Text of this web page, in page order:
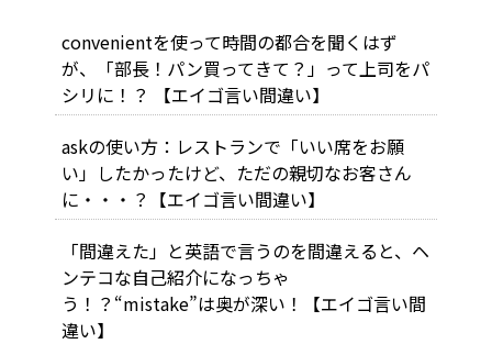
convenientを使って時間の都合を聞くはず
が、「部長！パン買ってきて？」って上司をパ
シリに！？ 【エイゴ言い間違い】
askの使い方：レストランで「いい席をお願
い」したかったけど、ただの親切なお客さん
に・・・？【エイゴ言い間違い】
「間違えた」と英語で言うのを間違えると、ヘ
ンテコな自己紹介になっちゃ
う！？“mistake”は奥が深い！【エイゴ言い間
違い】